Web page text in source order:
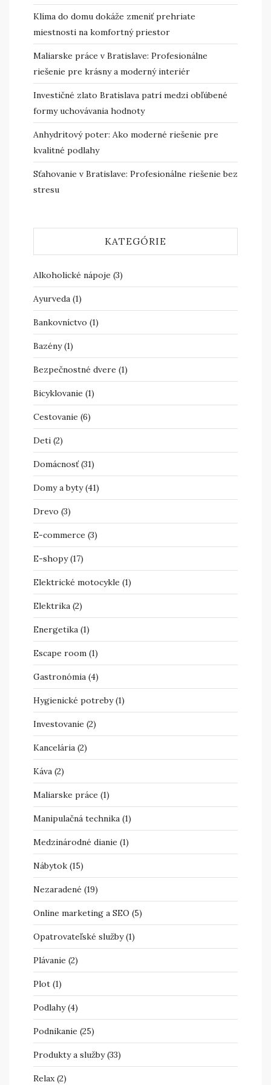
Klíma do domu dokáže zmeniť prehriate
miestnosti na komfortný priestor
Maliarske práce v Bratislave: Profesionálne
riešenie pre krásny a moderný interiér
Investičné zlato Bratislava patrí medzi obľúbené
formy uchovávania hodnoty
Anhydritový poter: Ako moderné riešenie pre
kvalitné podlahy
Sťahovanie v Bratislave: Profesionálne riešenie bez
stresu
KATEGÓRIE
Alkoholické nápoje (3)
Ayurveda (1)
Bankovníctvo (1)
Bazény(1)
Bezpečnostné dvere (1)
Bicyklovanie (1)
Cestovanie (6)
Deti (2)
Domácnosť(31)
Domy a byty(41)
Drevo (3)
E-commerce (3)
E-shopy(17)
Elektrické motocykle (1)
Elektrika (2)
Energetika (1)
Escape room (1)
Gastronómia (4)
Hygienické potreby(1)
Investovanie (2)
Kancelária (2)
Káva (2)
Maliarske práce (1)
Manipulačná technika (1)
Medzinárodné dianie (1)
Nábytok (15)
Nezaradené (19)
Online marketing a SEO (5)
Opatrovateľské služby(1)
Plávanie (2)
Plot (1)
Podlahy(4)
Podnikanie (25)
Produkty a služby(33)
Relax(2)